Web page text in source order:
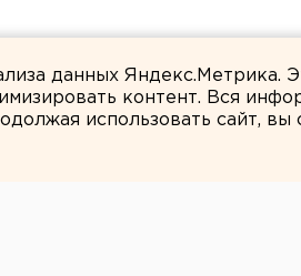
данных Яндекс.Метрика.
контент. Вся
использовать сайт,